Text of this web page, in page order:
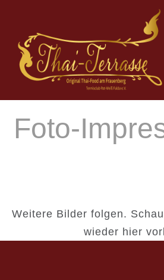
Foto-
Weitere Bilder folgen.
wieder hier